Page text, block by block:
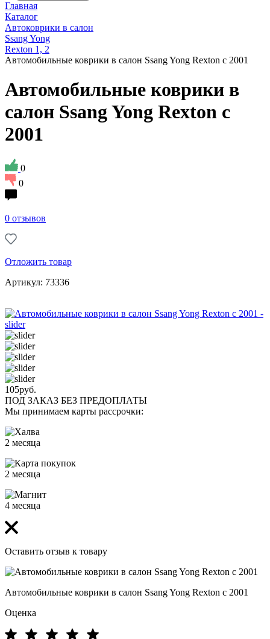
Главная
Каталог
Автоковрики в салон
Ssang Yong
Rexton 1, 2
Автомобильные коврики в салон Ssang Yong Rexton с 2001
Автомобильные коврики в
салон Ssang Yong Rexton с
2001
0
0
0 отзывов
Отложить товар
Артикул: 73336
105руб.
ПОД ЗАКАЗ БЕЗ ПРЕДОПЛАТЫ
Мы принимаем карты рассрочки:
2 месяца
2 месяца
4 месяца
Оставить отзыв к товару
Автомобильные коврики в салон Ssang Yong Rexton с 2001
Оценка